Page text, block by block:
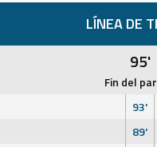
LÍNEA DE
95'
Fin del
93'
89'